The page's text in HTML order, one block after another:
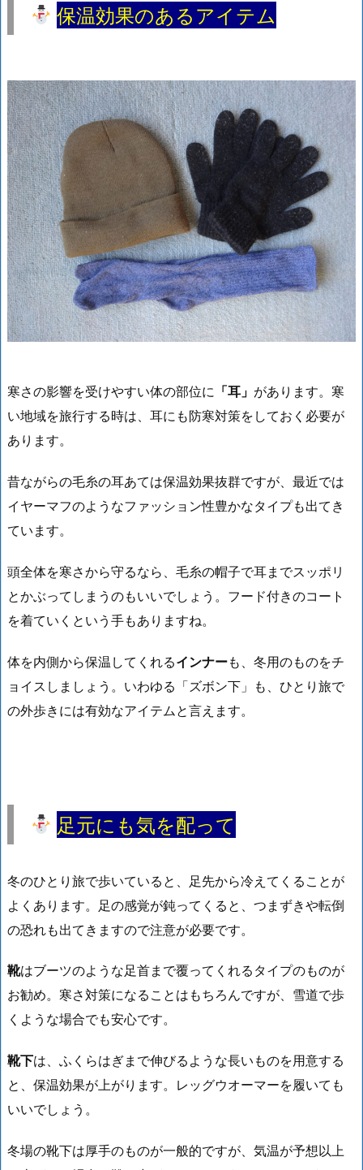
保温効果のあるアイテム
寒さの影響を受けやすい体の部位に 「耳」 があります。寒
い地域を旅行する時は、耳にも防寒対策をしておく必要が
あります。
昔ながらの毛糸の耳あては保温効果抜群ですが、最近では
イヤーマフのようなファッション性豊かなタイプも出てき
ています。
頭全体を寒さから守るなら、 毛糸の帽子で耳までスッポリ
とかぶってしまうのもいいでしょう。 フード付きのコート
を着ていくという手もありますね。
体を内側から保温してくれるインナーも、冬用のものをチ
ョイスしましょう。いわゆる「ズボン下」も、ひとり旅で
の外歩きには有効なアイテムと言えます。
足元にも気を配って
冬のひとり旅で歩いていると、足先から冷えてくることが
よくあります。足の感覚が鈍ってくると、つまずきや転倒
の恐れも出てきますので注意が必要です。
靴はブーツのような足首まで覆ってくれるタイプのものが
お勧め。寒さ対策になることはもちろんですが、雪道で歩
くような場合でも安心です。
靴下は、ふくらはぎまで伸びるような長いものを用意する
と、保温効果が上がります。レッグウオーマーを履いても
いいでしょう。
冬場の靴下は厚手のものが一般的ですが、気温が予想以上